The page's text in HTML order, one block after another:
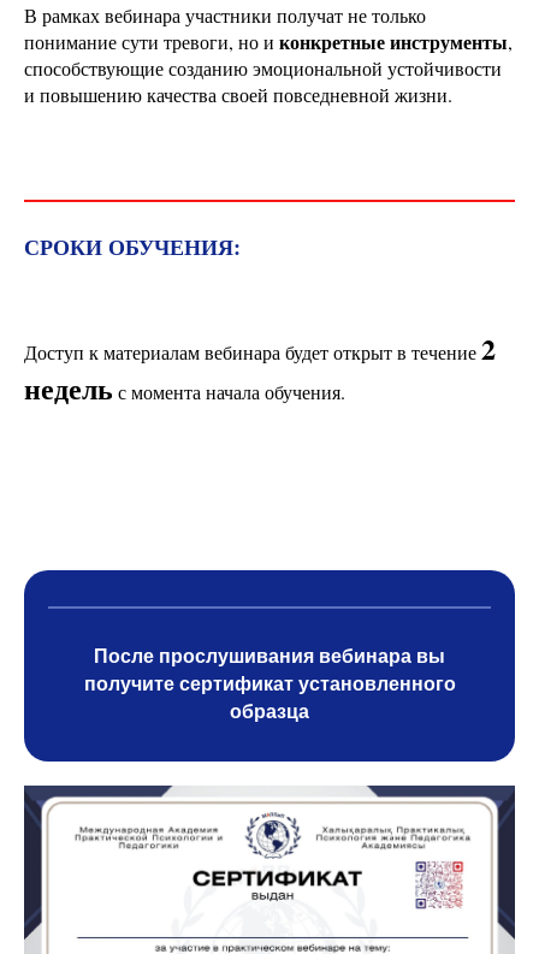
В рамках вебинара участники получат не только
понимание сути тревоги, но и конкретные инструменты,
способствующие созданию эмоциональной устойчивости
и повышению качества своей повседневной жизни.
СРОКИ ОБУЧЕНИЯ:
Доступ к материалам вебинара будет открыт в течение2
недель с момента начала обучения.
После прослушивания вебинара вы
получите сертификат установленного
образца